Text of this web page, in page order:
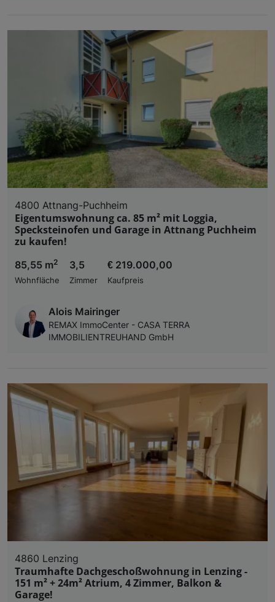
4800 Attnang-Puchheim
Eigentumswohnung ca. 85 m² mit Loggia,
Specksteinofen und Garage in Attnang Puchheim
zu kaufen!
85,55 m2
Wohnfläche
3,5
Zimmer
€ 219.000,00
Kaufpreis
Alois Mairinger
REMAX ImmoCenter - CASA TERRA
IMMOBILIENTREUHAND GmbH
4860 Lenzing
Traumhafte Dachgeschoßwohnung in Lenzing -
151 m² + 24m² Atrium, 4 Zimmer, Balkon &
Garage!